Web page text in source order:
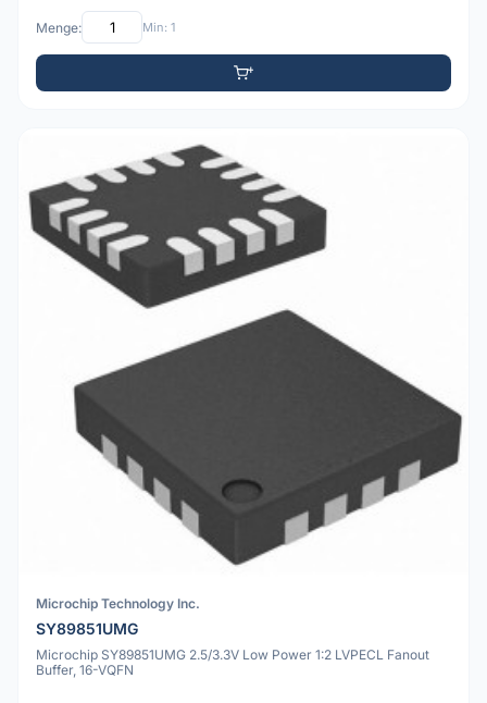
Menge: Min: 1
Microchip Technology Inc.
SY89851UMG
Microchip SY89851UMG 2.5/3.3V Low Power 1:2 LVPECL Fanout
Buffer, 16-VQFN